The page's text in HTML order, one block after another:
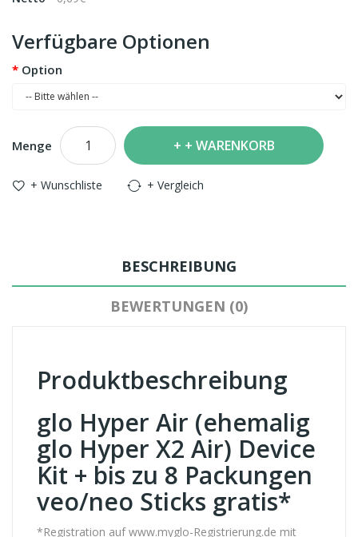
Verfügbare Optionen
Option
Menge + WARENKORB
+ Wunschliste + Vergleich
BESCHREIBUNG
BEWERTUNGEN (0)
Produktbeschreibung
glo Hyper Air (ehemalig
glo Hyper X2 Air) Device
Kit + bis zu 8 Packungen
veo/neo Sticks gratis*
*Registration auf www.myglo-Registrierung.de mit